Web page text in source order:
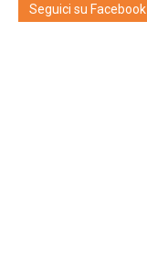
Seguici su Facebook